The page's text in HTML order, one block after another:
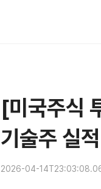
[미국주식
기술주 실
2026-04-